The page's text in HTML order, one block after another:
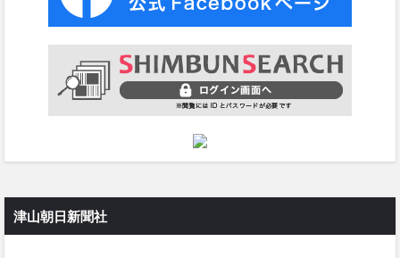
津山朝日新聞社